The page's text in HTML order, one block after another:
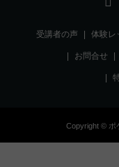
受講者の声 体験レ
お問合せ
Copyright © ポ